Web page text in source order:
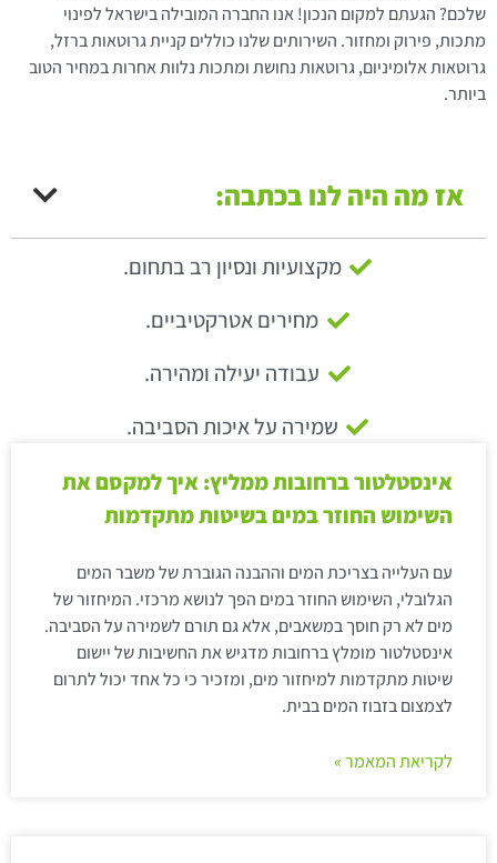
שלכם? הגעתם למקום הנכון! אנו החברה המובילה בישראל לפינוי
מתכות, פירוק ומחזור. השירותים שלנו כוללים קניית גרוטאות ברזל,
גרוטאות אלומיניום, גרוטאות נחושת ומתכות נלוות אחרות במחיר הטוב
ביותר.
אז מה היה לנו בכתבה:
מקצועיות ונסיון רב בתחום.
מחירים אטרקטיביים.
עבודה יעילה ומהירה.
שמירה על איכות הסביבה.
אינסטלטור ברחובות ממליץ: איך למקסם את
השימוש החוזר במים בשיטות מתקדמות
עם העלייה בצריכת המים וההבנה הגוברת של משבר המים
הגלובלי, השימוש החוזר במים הפך לנושא מרכזי. המיחזור של
מים לא רק חוסך במשאבים, אלא גם תורם לשמירה על הסביבה.
אינסטלטור מומלץ ברחובות מדגיש את החשיבות של יישום
שיטות מתקדמות למיחזור מים, ומזכיר כי כל אחד יכול לתרום
לצמצום בזבוז המים בבית.
לקריאת המאמר »